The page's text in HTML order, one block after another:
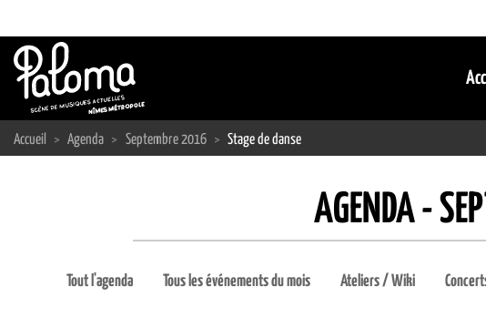
au
contenu
Accueil > Agenda > Septembre 2016 > Stage de danse
AGENDA -
Tout l'agenda Tous les événements du mois Ateliers / Wiki